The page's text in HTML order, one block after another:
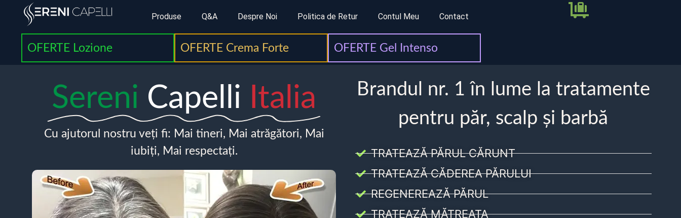
Produse Q&A Despre Noi Politica de Retur Contul Meu Contact
OFERTE Lozione OFERTE Crema Forte OFERTE Gel Intenso
Sereni Capelli Italia
Cu ajutorul nostru veți fi: Mai tineri, Mai atrăgători, Mai
iubiți, Mai respectați.
Brandul nr. 1 în lume la tratamente
pentru păr, scalp și barbă
TRATEAZĂ PĂRUL CĂRUNT
TRATEAZĂ CĂDEREA PĂRULUI
REGENEREAZĂ PĂRUL
TRATEAZĂ MĂTREAȚA